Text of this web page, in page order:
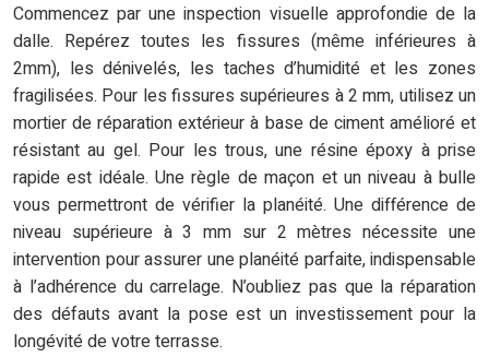
Commencez par une inspection visuelle approfondie de la
dalle. Repérez toutes les fissures (même inférieures à
2mm), les dénivelés, les taches d’humidité et les zones
fragilisées. Pour les fissures supérieures à 2 mm, utilisez un
mortier de réparation extérieur à base de ciment amélioré et
résistant au gel. Pour les trous, une résine époxy à prise
rapide est idéale. Une règle de maçon et un niveau à bulle
vous permettront de vérifier la planéité. Une différence de
niveau supérieure à 3 mm sur 2 mètres nécessite une
intervention pour assurer une planéité parfaite, indispensable
à l’adhérence du carrelage. N’oubliez pas que la réparation
des défauts avant la pose est un investissement pour la
longévité de votre terrasse.